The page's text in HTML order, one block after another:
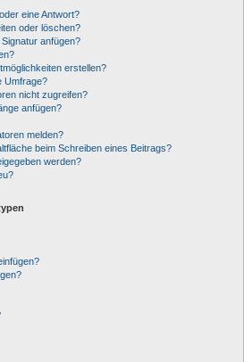
eine Antwort?
oder löschen?
anfügen?
erstellen?
Umfrage?
nicht zugreifen?
anfügen?
melden?
beim Schreiben eines Beitrags?
werden?